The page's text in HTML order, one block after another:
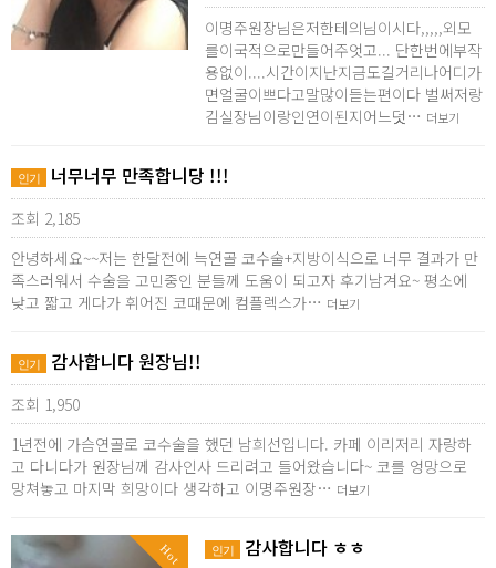
이명주원장님은저한테의님이시다,,,,,외모
를이국적으로만들어주엇고... 단한번에부작
용없이....시간이지난지금도길거리나어디가
면얼굴이쁘다고말많이듣는편이다 벌써저랑
김실장님이랑인연이된지어느덧… 더보기
인기 너무너무 만족합니당 !!!
조회 2,185
안녕하세요~~저는 한달전에 늑연골 코수술+지방이식으로 너무 결과가 만
족스러워서 수술을 고민중인 분들께 도움이 되고자 후기남겨요~ 평소에
낮고 짧고 게다가 휘어진 코때문에 컴플렉스가… 더보기
인기 감사합니다 원장님!!
조회 1,950
1년전에 가슴연골로 코수술을 했던 남희선입니다. 카페 이리저리 자랑하
고 다니다가 원장님께 감사인사 드리려고 들어왔습니다~ 코를 엉망으로
망쳐놓고 마지막 희망이다 생각하고 이명주원장… 더보기
Hot 인기 감사합니다 ㅎㅎ